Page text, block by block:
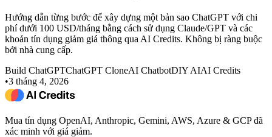
Hướng dẫn từng bước để xây dựng một bản sao ChatGPT với chi
phí dưới 100 USD/tháng bằng cách sử dụng Claude/GPT và các
khoản tín dụng giảm giá thông qua AI Credits. Không bị ràng buộc
bởi nhà cung cấp.
Build ChatGPTChatGPT CloneAI ChatbotDIY AIAI Credits
•3 tháng 4, 2026
Mua tín dụng OpenAI, Anthropic, Gemini, AWS, Azure & GCP đã
xác minh với giá giảm.